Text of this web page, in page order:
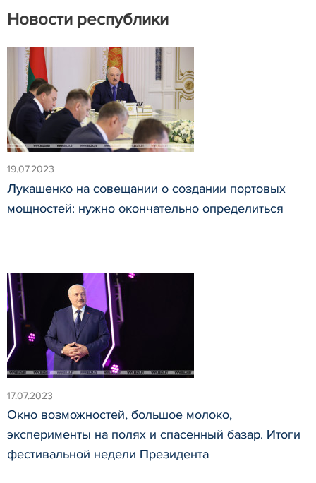
Новости республики
19.07.2023
Лукашенко на совещании о создании портовых
мощностей: нужно окончательно определиться
17.07.2023
Окно возможностей, большое молоко,
эксперименты на полях и спасенный базар. Итоги
фестивальной недели Президента